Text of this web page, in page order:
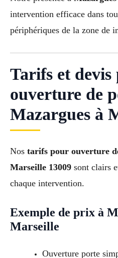
intervention efficace dans
périphériques de la zone de
Tarifs et devis
ouverture de
Mazargues à
Nos tarifs pour ouverture
Marseille 13009 sont clairs
chaque intervention.
Exemple de prix à
Marseille
Ouverture porte